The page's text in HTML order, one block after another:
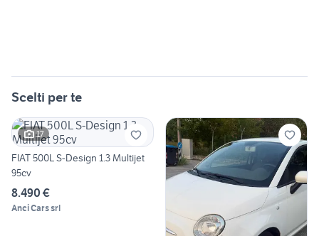
Scelti per te
17
FIAT 500L S-Design 1.3 Multijet
95cv
8.490 €
Anci Cars srl